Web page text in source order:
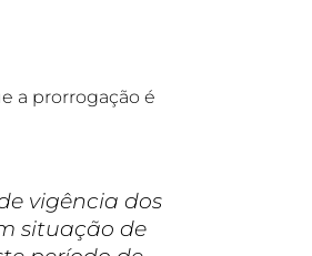
a prorrogação é
vigência dos
situação de